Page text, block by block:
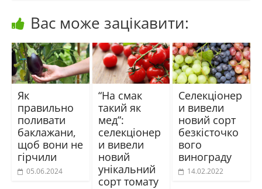
Вас може зацікавити:
Як
правильно
поливати
баклажани,
щоб вони не
гірчили
05.06.2024
“На смак
такий як
мед”:
селекціонер
и вивели
новий
унікальний
сорт томату
Селекціонер
и вивели
новий сорт
безкісточко
вого
винограду
14.02.2022